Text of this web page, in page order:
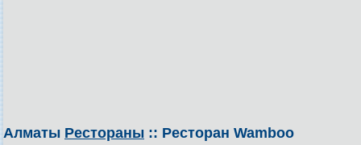
Алматы Рестораны :: Ресторан Wamboo